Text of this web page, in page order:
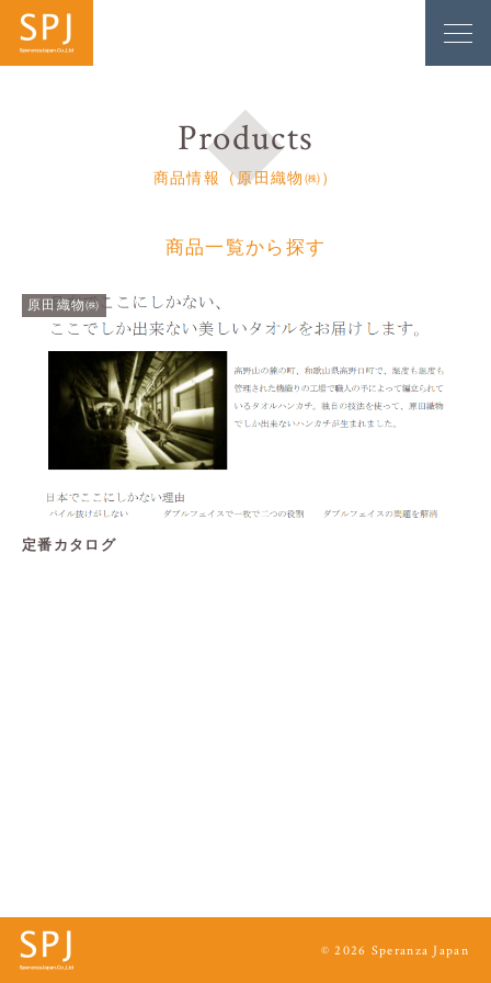
Products
商品情報（原田織物㈱）
商品一覧から探す
原田織物㈱
定番カタログ
© 2026 Speranza Japan